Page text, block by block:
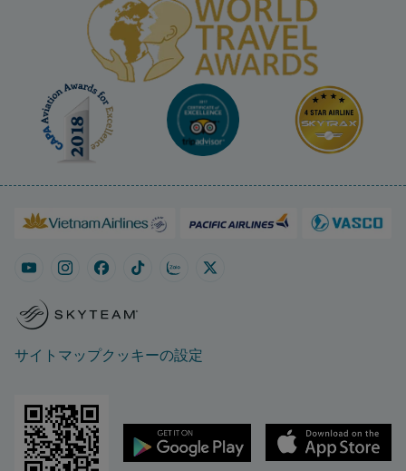
サイトマップクッキーの設定